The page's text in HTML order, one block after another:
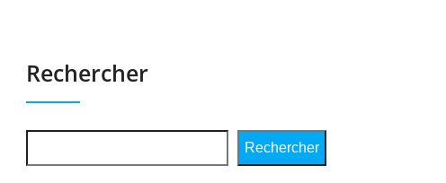
Rechercher
Rechercher